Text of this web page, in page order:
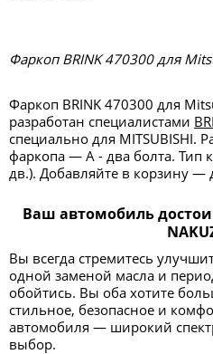
Фаркоп BRINK 470300 для
Фаркоп BRINK 470300 для
разработан специалистами
специально для MITSUBISHI.
фаркопа — А - два болта. Тип
дв.). Добавляйте в корзину —
Ваш автомобиль
Вы всегда стремитесь
одной заменой масла и
обойтись. Вы оба хотите
стильное, безопасное и
автомобиля — широкий
выбор.